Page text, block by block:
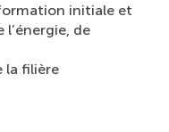
initiale et
de
la filière